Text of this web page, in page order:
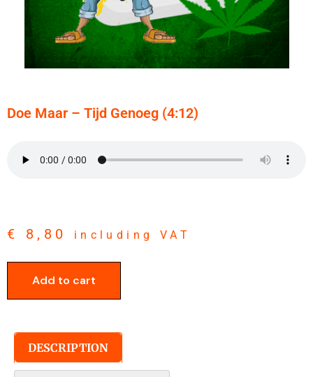
Doe Maar – Tijd Genoeg (4:12)
€ 8,80 including VAT
Add to cart
DESCRIPTION